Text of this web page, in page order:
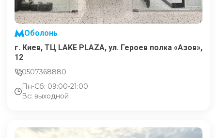
Оболонь
г. Киев, ТЦ LAKE PLAZA, ул. Героев полка «Азов»,
12
0507368880
Пн-Сб: 09:00-21:00
Вс: выходной